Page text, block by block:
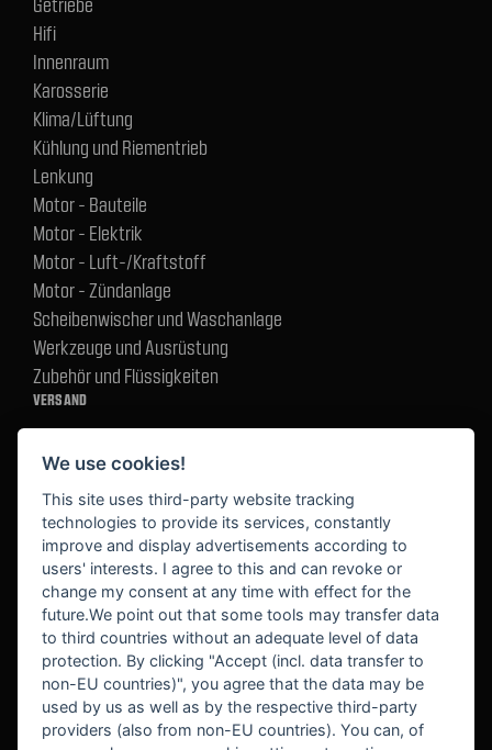
Getriebe
Hifi
Innenraum
Karosserie
Klima/Lüftung
Kühlung und Riementrieb
Lenkung
Motor - Bauteile
Motor - Elektrik
Motor - Luft-/Kraftstoff
Motor - Zündanlage
Scheibenwischer und Waschanlage
Werkzeuge und Ausrüstung
Zubehör und Flüssigkeiten
VERSAND
BEKANNT AUS
We use cookies!
This site uses third-party website tracking
technologies to provide its services, constantly
improve and display advertisements according to
users' interests. I agree to this and can revoke or
change my consent at any time with effect for the
future.We point out that some tools may transfer data
to third countries without an adequate level of data
protection. By clicking "Accept (incl. data transfer to
non-EU countries)", you agree that the data may be
used by us as well as by the respective third-party
providers (also from non-EU countries). You can, of